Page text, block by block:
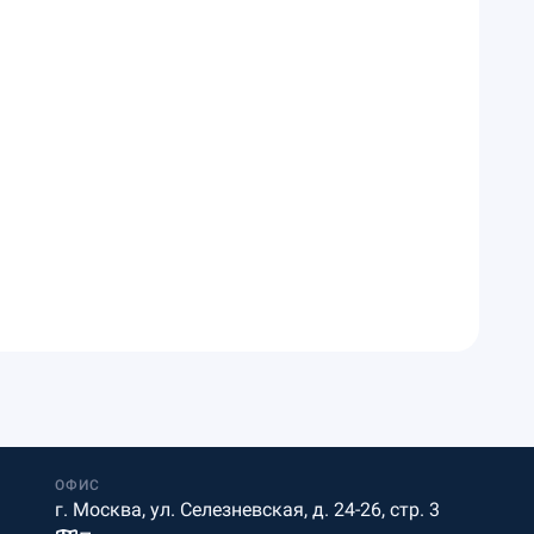
ОФИС
г. Москва, ул. Селезневская, д. 24-26, стр. 3